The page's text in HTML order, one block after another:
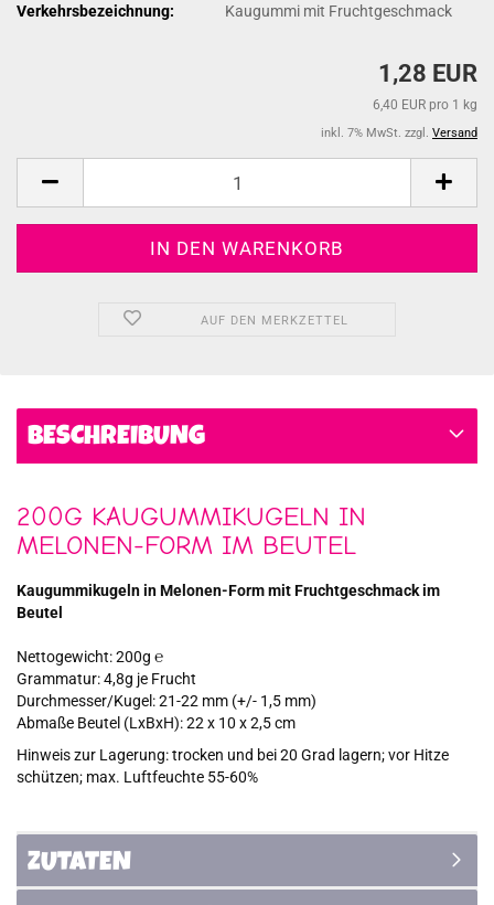
Verkehrsbezeichnung:
Kaugummi mit Fruchtgeschmack
1,28 EUR
6,40 EUR pro 1 kg
inkl. 7% MwSt. zzgl. Versand
AUF DEN MERKZETTEL
BESCHREIBUNG
200G KAUGUMMIKUGELN IN
MELONEN-FORM IM BEUTEL
Kaugummikugeln in Melonen-Form mit Fruchtgeschmack im
Beutel
Nettogewicht: 200g ℮
Grammatur: 4,8g je Frucht
Durchmesser/Kugel: 21-22 mm (+/- 1,5 mm)
Abmaße Beutel (LxBxH): 22 x 10 x 2,5 cm
Hinweis zur Lagerung: trocken und bei 20 Grad lagern; vor Hitze
schützen; max. Luftfeuchte 55-60%
ZUTATEN